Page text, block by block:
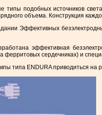
типы подобных источников
объема. Конструкция
Эффективных
эффективная
ферритовых сердечниках) и
типа ENDURA приводиться на